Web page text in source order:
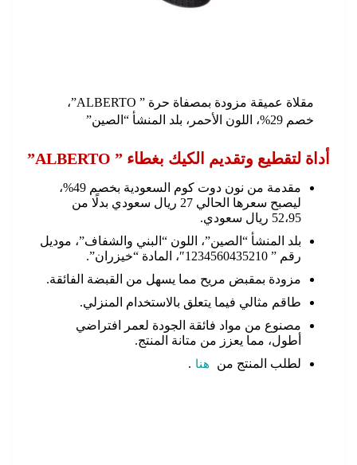
مقلاة عميقة مزودة بمصفاة حرة ” ALBERTO”،
خصم 29%، اللون الأحمر، بلد المنشأ “الصين”
أداة لتقطيع وتقديم الكيك بغطاء ” ALBERTO”
مقدمة من نون دوت كوم السعودية بخصم 49%،
ليصبح سعرها الحالي 27 ريال سعودي بدلًا من
52،95 ريال سعودي.
بلد المنشأ “الصين”، اللون “البني والشفاف”، موديل
رقم ” 1234560435210″، المادة “خيزران”.
مزودة بمقبض مريح مما يسهل من القبضة الفائقة.
طاقم مثالي فيما يتعلق بالاستخدام المنزلي.
مصنوع من مواد فائقة الجودة لعمر افتراضي
أطول، مما يعزز من متانة المنتج.
لطلب المنتج من
هنا .